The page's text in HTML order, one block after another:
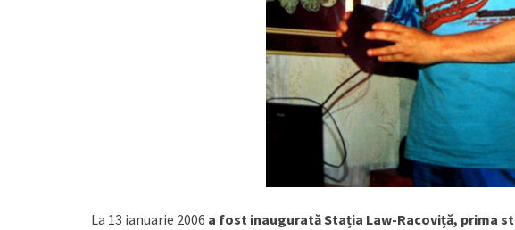
La 13 ianuarie 2006 a fost inaugurată Stația Law-Racoviță, prima